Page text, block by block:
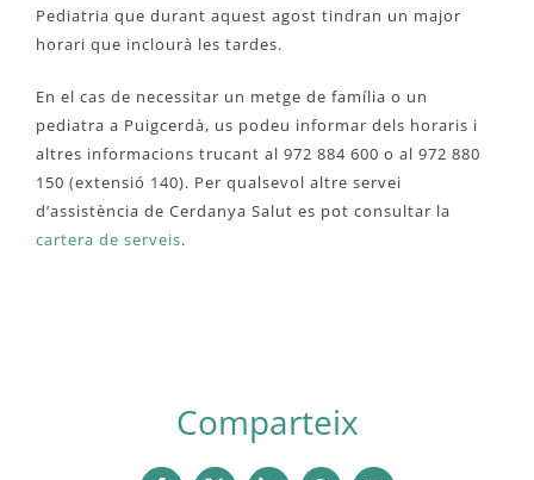
Pediatria que durant aquest agost tindran un major
horari que inclourà les tardes.
En el cas de necessitar un metge de família o un
pediatra a Puigcerdà, us podeu informar dels horaris i
altres informacions trucant al 972 884 600 o al 972 880
150 (extensió 140). Per qualsevol altre servei
d’assistència de Cerdanya Salut es pot consultar la
cartera de serveis.
Comparteix